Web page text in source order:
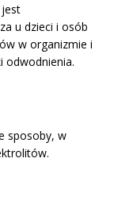
jest
u dzieci i osób
w organizmie i
odwodnienia.
sposoby, w